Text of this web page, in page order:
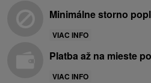
Minimálne storno
VIAC INFO
Platba až na mieste
VIAC INFO